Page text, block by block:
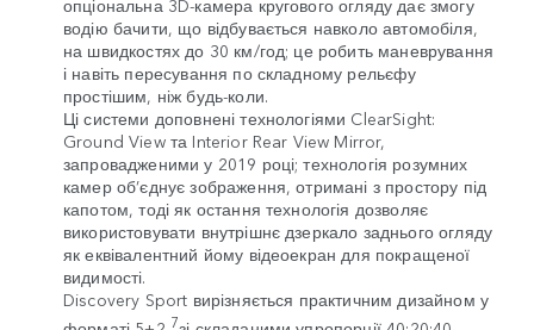
водію бачити, що відбувається навколо автомобіля,
на швидкостях до 30 км/год; це робить маневрування
і навіть пересування по складному рельєфу
простішим, ніж будь-коли.
Ці системи доповнені технологіями ClearSight:
Ground View та Interior Rear View Mirror,
запровадженими у 2019 році; технологія розумних
камер об’єднує зображення, отримані з простору під
капотом, тоді як остання технологія дозволяє
використовувати внутрішнє дзеркало заднього огляду
як еквівалентний йому відеоекран для покращеної
видимості.
Discovery Sport вирізняється практичним дизайном у
7